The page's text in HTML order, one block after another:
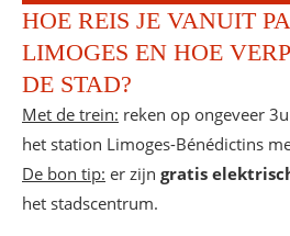
HOE REIS JE VANUIT
LIMOGES EN HOE
DE STAD?
Met de trein: reken op ongeveer
het station Limoges-Bénédictins
De bon tip: er zijn gratis
het stadscentrum.